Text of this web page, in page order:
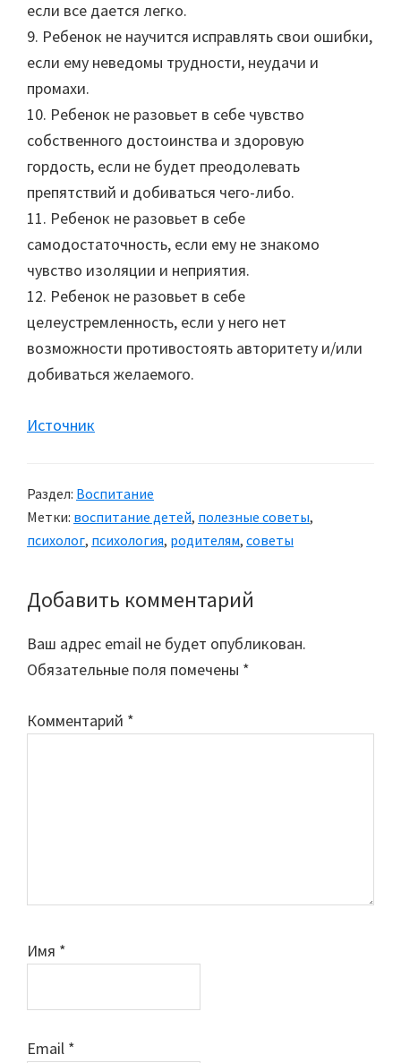
если все дается легко.
9. Ребенок не научится исправлять свои ошибки,
если ему неведомы трудности, неудачи и
промахи.
10. Ребенок не разовьет в себе чувство
собственного достоинства и здоровую
гордость, если не будет преодолевать
препятствий и добиваться чего-либо.
11. Ребенок не разовьет в себе
самодостаточность, если ему не знакомо
чувство изоляции и неприятия.
12. Ребенок не разовьет в себе
целеустремленность, если у него нет
возможности противостоять авторитету и/или
добиваться желаемого.
Источник
Раздел: Воспитание
Метки: воспитание детей, полезные советы,
психолог, психология, родителям, советы
Reader
Interactions
Добавить комментарий
Ваш адрес email не будет опубликован.
Обязательные поля помечены *
Комментарий *
Имя *
Email *